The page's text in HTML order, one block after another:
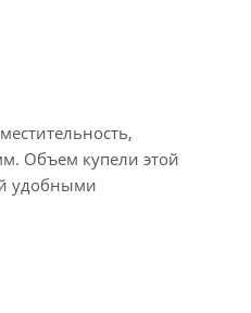
Объем купели этой
удобными